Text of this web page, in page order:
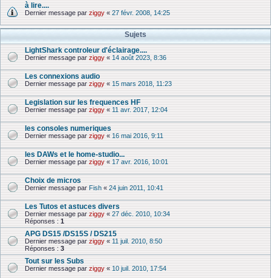
à lire....
Dernier message par ziggy « 27 févr. 2008, 14:25
Sujets
LightShark controleur d'éclairage....
Dernier message par ziggy « 14 août 2023, 8:36
Les connexions audio
Dernier message par ziggy « 15 mars 2018, 11:23
Legislation sur les frequences HF
Dernier message par ziggy « 11 avr. 2017, 12:04
les consoles numeriques
Dernier message par ziggy « 16 mai 2016, 9:11
les DAWs et le home-studio...
Dernier message par ziggy « 17 avr. 2016, 10:01
Choix de micros
Dernier message par Fish « 24 juin 2011, 10:41
Les Tutos et astuces divers
Dernier message par ziggy « 27 déc. 2010, 10:34
Réponses : 1
APG DS15 /DS15S / DS215
Dernier message par ziggy « 11 juil. 2010, 8:50
Réponses : 3
Tout sur les Subs
Dernier message par ziggy « 10 juil. 2010, 17:54